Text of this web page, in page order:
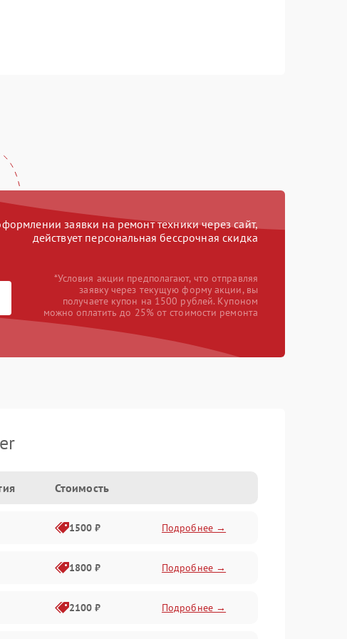
заявки на ремонт техники через сайт,
действует персональная бессрочная скидка
*Условия акции предполагают, что отправляя
заявку через текущую форму акции, вы
получаете купон на 1500 рублей. Купоном
можно оплатить до 25% от стоимости ремонта
Стоимость
1500 ₽ Подробнее →
1800 ₽ Подробнее →
2100 ₽ Подробнее →